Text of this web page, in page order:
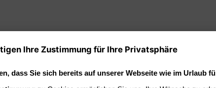
Check-in ab 16:00 Uhr